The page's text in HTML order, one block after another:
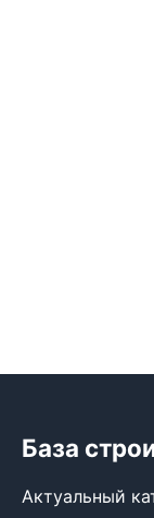
База
Актуальный